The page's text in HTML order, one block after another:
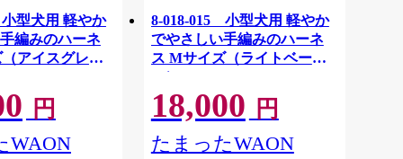
型犬用 軽やか
編みのハーネ
アイスグレ
円
WAON
8-018-015 小型犬用 軽やか
でやさしい手編みのハーネ
ス Mサイズ（ライトベージ
ュ）
18,000 円
たまったWAON